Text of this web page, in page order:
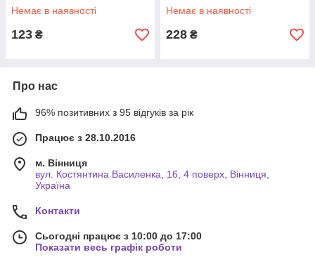
Немає в наявності
123 ₴
Немає в наявності
228 ₴
Про нас
96% позитивних з 95 відгуків за рік
Працює з 28.10.2016
м. Вінниця
вул. Костянтина Василенка, 16, 4 поверх, Вінниця,
Україна
Контакти
Сьогодні працює з 10:00 до 17:00
Показати весь графік роботи